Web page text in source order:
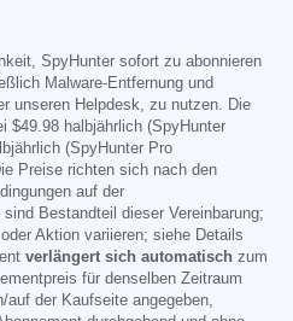
SpyHunter sofort zu abonnieren
Malware-Entfernung und
unseren Helpdesk, zu nutzen. Die
$49.98 halbjährlich (SpyHunter
(SpyHunter Pro
Preise richten sich nach den
auf der
Bestandteil dieser Vereinbarung;
Aktion variieren; siehe Details
verlängert sich automatisch zum
für denselben Zeitraum
auf der Kaufseite angegeben,